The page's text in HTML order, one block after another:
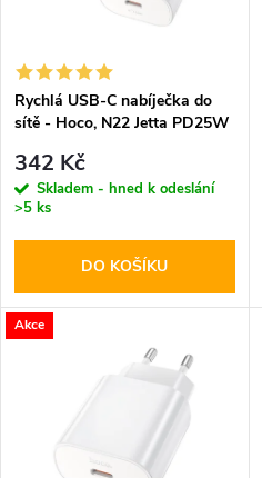
í
p
r
o
d
u
s
p
r
o
d
Rychlá USB-C nabíječka do
sítě - Hoco, N22 Jetta PD25W
342 Kč
Skladem - hned k odeslání
>5 ks
DO KOŠÍKU
Akce